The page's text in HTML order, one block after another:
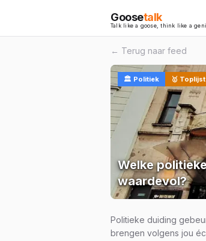
Goosetalk
Talk like a goose, think like a
← Terug naar feed
🏛️ Politiek 🥇 Toplijst
Welke
waardevol?
Politieke duiding
brengen volgens jou